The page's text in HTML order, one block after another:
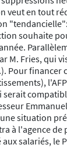
veut en tout
"tendancielle":
souhaite
M. Fries, qui
Pour financer
serait
situation
à l'agence
aux salariés, le